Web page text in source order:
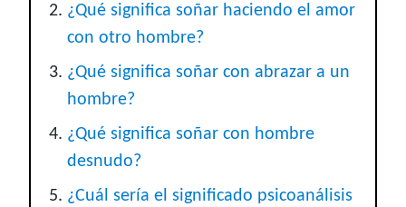
¿Qué significa soñar haciendo el amor
con otro hombre?
¿Qué significa soñar con abrazar a un
hombre?
¿Qué significa soñar con hombre
desnudo?
¿Cuál sería el significado psicoanálisis